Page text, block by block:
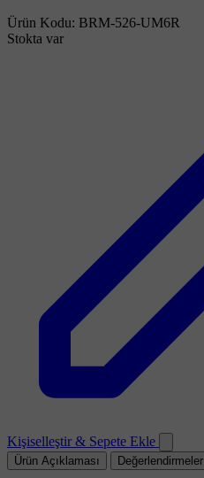
Ürün Kodu: BRM-526-UM6R
Stokta var
Kişiselleştir & Sepete Ekle
Ürün Açıklaması Değerlendirmeler